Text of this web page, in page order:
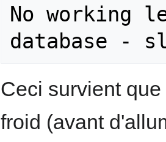
No working
Ceci survient
froid (avant